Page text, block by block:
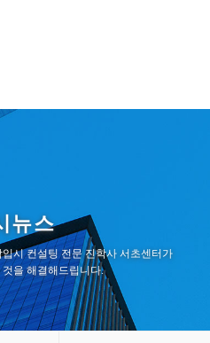
뉴스
시 컨설팅 전문 진학사 서초센터가
을 해결해드립니다.